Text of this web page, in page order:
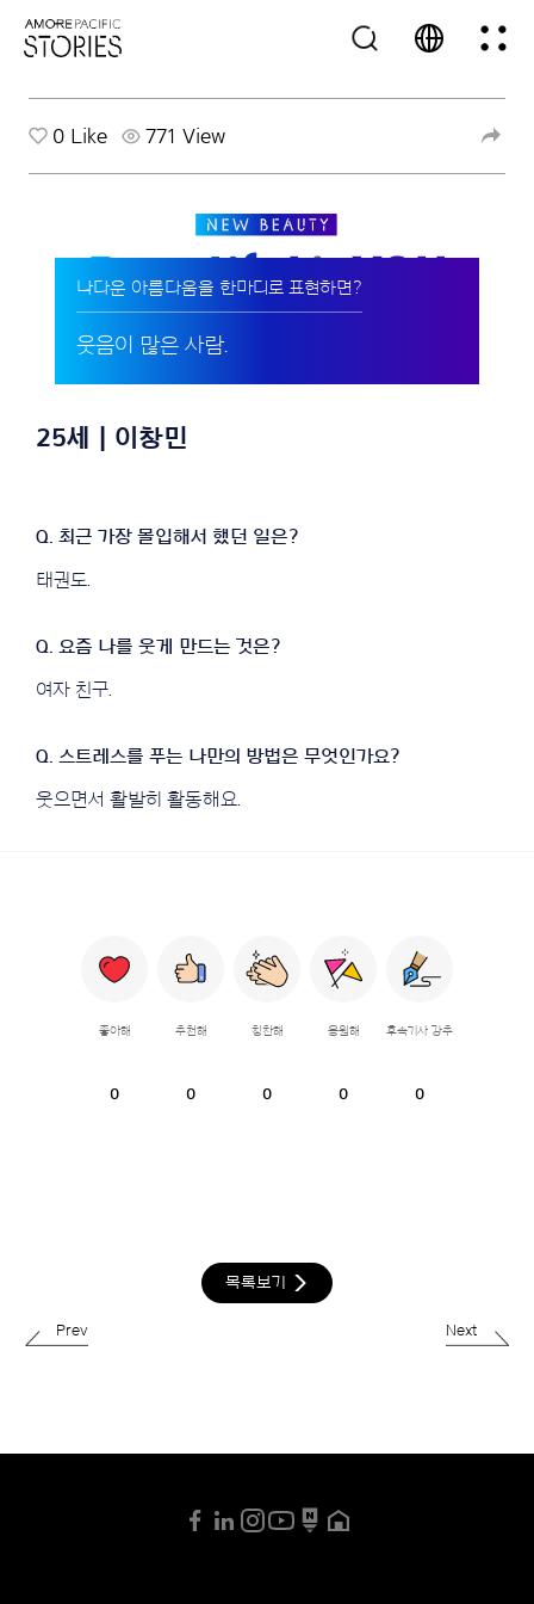
0 Like 771 View
나다운 아름다움을 한마디로 표현하면?
웃음이 많은 사람.
25세 | 이창민
태권도.
여자 친구.
웃으면서 활발히 활동해요.
좋아해
0
추천해
0
칭찬해
0
응원해
0
후속기사 강추
0
목록보기
Prev Next